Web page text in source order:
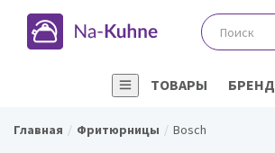
ТОВАРЫ
Главная Фритюрницы Bosch